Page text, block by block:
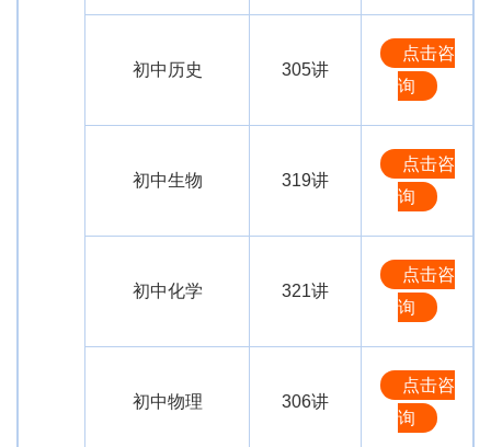
初中历史 305讲
点击咨
询
初中生物 319讲
点击咨
询
初中化学 321讲
点击咨
询
初中物理 306讲
点击咨
询